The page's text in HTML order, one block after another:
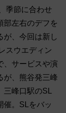
季節に合わせ
部左右のデフを
が、今回は新し
スウエディン
、サービスや演
が、熊谷発三峰
峰口駅のSL
催。SLをバッ